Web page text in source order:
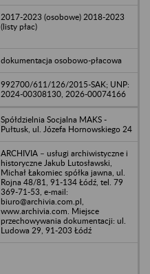
2017-2023 (osobowe) 2018-2023
(listy płac)
dokumentacja osobowo-płacowa
992700/611/126/2015-SAK; UNP:
2024-00308130, 2026-00074166
Spółdzielnia Socjalna MAKS -
Pułtusk, ul. Józefa Hornowskiego 24
ARCHIVIA – usługi archiwistyczne i
historyczne Jakub Lutosławski,
Michał Łakomiec spółka jawna, ul.
Rojna 48/81, 91-134 Łódź, tel. 79
369-71-53, e-mail:
biuro@archivia.com.pl,
www.archivia.com. Miejsce
przechowywania dokumentacji: ul.
Ludowa 29, 91-203 Łódź